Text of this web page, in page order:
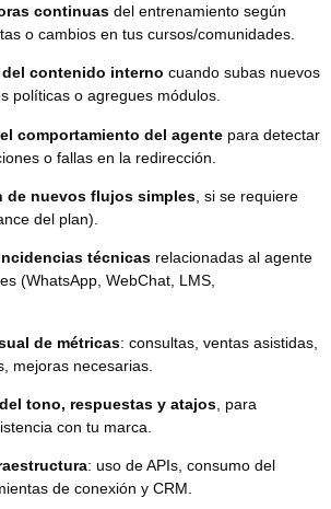
continuas del entrenamiento según
o cambios en tus cursos/comunidades.
contenido interno cuando subas nuevos
políticas o agregues módulos.
comportamiento del agente para detectar
o fallas en la redirección.
de nuevos flujos simples , si se requiere
del plan).
técnicas relacionadas al agente
(WhatsApp, WebChat, LMS,
de métricas: consultas, ventas asistidas,
mejoras necesarias.
tono, respuestas y atajos , para
con tu marca.
: uso de APIs, consumo del
de conexión y CRM.